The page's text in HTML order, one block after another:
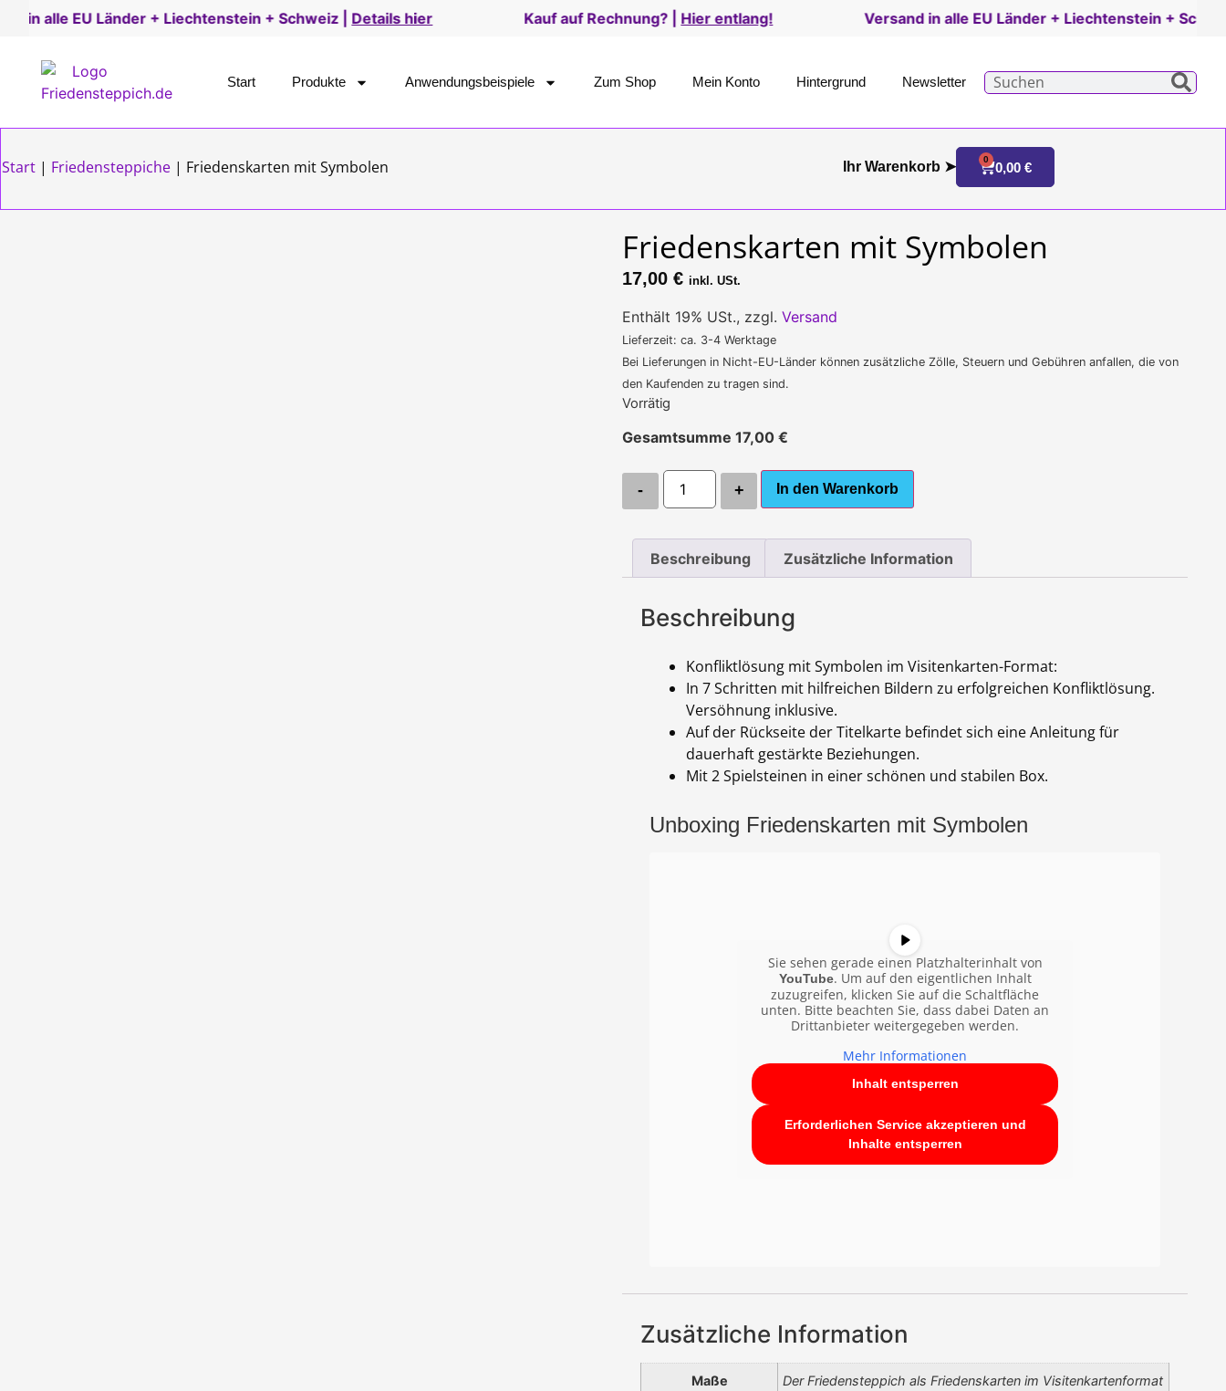
+ Liechtenstein + Schweiz |Details hier Kauf auf Rechnung? |Hier entlang! Versand in alle EU Länder + Liechtenstein + Schweiz |Details
Start Produkte Anwendungsbeispiele Zum Shop Mein Konto Hintergrund Newsletter
Start | Friedensteppiche | Friedenskarten mit Symbolen Ihr Warenkorb ➤ 0,00 €
0
Friedenskarten mit Symbolen
17,00 € inkl. USt.
Enthält 19% USt., zzgl. Versand
Lieferzeit: ca. 3-4 Werktage
Bei Lieferungen in Nicht-EU-Länder können zusätzliche Zölle, Steuern und Gebühren anfallen, die von
den Kaufenden zu tragen sind.
Vorrätig
Gesamtsumme 17,00 €
- + In den Warenkorb
Beschreibung Zusätzliche Information
Beschreibung
Konfliktlösung mit Symbolen im Visitenkarten-Format:
In 7 Schritten mit hilfreichen Bildern zu erfolgreichen Konfliktlösung.
Versöhnung inklusive.
Auf der Rückseite der Titelkarte befindet sich eine Anleitung für
dauerhaft gestärkte Beziehungen.
Mit 2 Spielsteinen in einer schönen und stabilen Box.
Unboxing Friedenskarten mit Symbolen
Sie sehen gerade einen Platzhalterinhalt von
YouTube. Um auf den eigentlichen Inhalt
zuzugreifen, klicken Sie auf die Schaltfläche
unten. Bitte beachten Sie, dass dabei Daten an
Drittanbieter weitergegeben werden.
Mehr Informationen
Inhalt entsperren
Erforderlichen Service akzeptieren und
Inhalte entsperren
Zusätzliche Information
Maße
Der Friedensteppich als Friedenskarten im Visitenkartenformat